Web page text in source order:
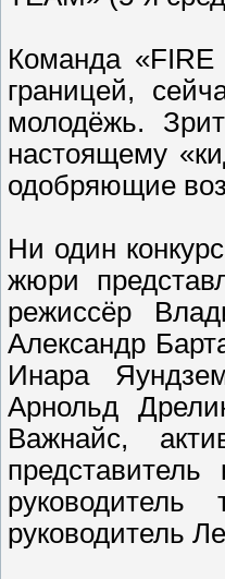
Команда
границей,
молодёжь.
настоящему
одобряющие
Ни один
жюри
режиссёр
Александр
Инара
Арнольд
Важнайс,
руководитель